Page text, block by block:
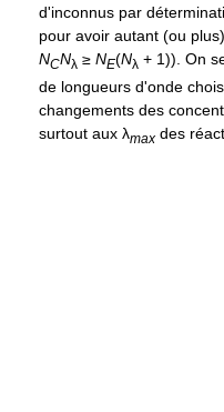
d'inconnus par
pour avoir autant (ou
NCNλ ≥ NE(Nλ + 1)). On
de longueurs d'onde
changements des
surtout aux λmax des